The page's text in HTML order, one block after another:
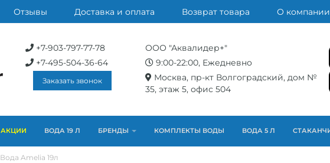
Отзывы Доставка и оплата Возврат товара О компании
+7-903-797-77-78
+7-495-504-36-64
Заказать звонок
ООО "Аквалидер+"
9:00-22:00, Ежедневно
Москва, пр-кт Волгоградский, дом №
35, этаж 5, офис 504
АКЦИИ ВОДА 19 Л БРЕНДЫ КОМПЛЕКТЫ ВОДЫ ВОДА 5 Л
Вода Amelia 19л